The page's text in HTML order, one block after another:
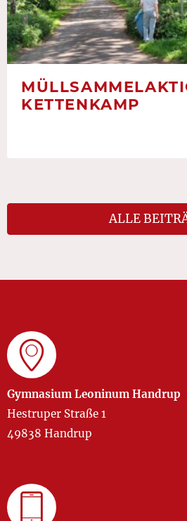
KETTENKAMP
ALLE
Gymnasium Leoninum Handrup
Hestruper Straße 1
49838 Handrup